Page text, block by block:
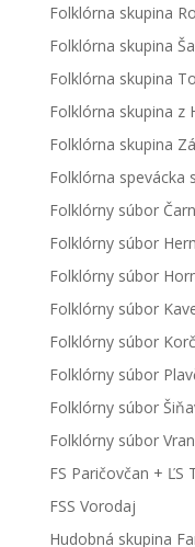
Folklórna skupina
Folklórna skupina
Folklórna skupina
Folklórna skupina z
Folklórna skupina
Folklórna spevácka
Folklórny súbor
Folklórny súbor
Folklórny súbor
Folklórny súbor
Folklórny súbor
Folklórny súbor
Folklórny súbor
Folklórny súbor
FS Paričovčan + ĽS
FSS Vorodaj
Hudobná skupina